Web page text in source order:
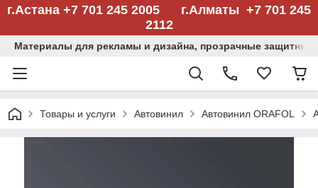
г.Астана +7 701 245 2005 г.Алматы +7 701 245
2112
Материалы для рекламы и дизайна, прозрачные защитные
Товары и услуги Автовинил Автовинил ORAFOL